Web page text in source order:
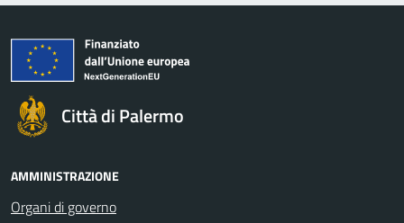
Città di Palermo
AMMINISTRAZIONE
Organi di governo